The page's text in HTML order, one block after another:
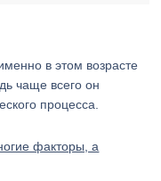
в этом возрасте
чаще всего он
процесса.
факторы, а